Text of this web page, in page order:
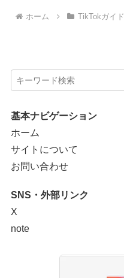
ホーム TikTokガイド
基本ナビゲーション
ホーム
サイトについて
お問い合わせ
SNS・外部リンク
X
note